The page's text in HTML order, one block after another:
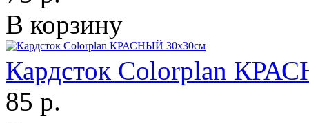
В корзину
Кардсток Colorplan
85 р.